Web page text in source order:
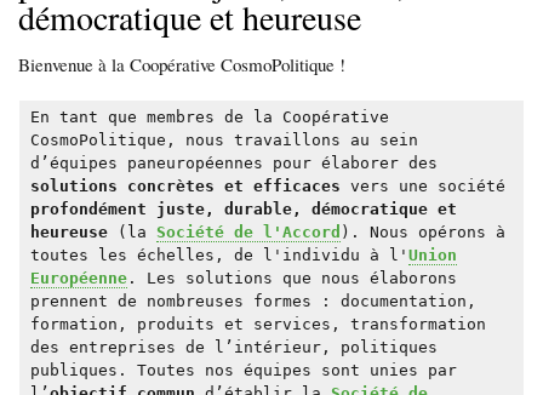
démocratique et heureuse
Bienvenue à la Coopérative CosmoPolitique !
En tant que membres de la Coopérative
CosmoPolitique, nous travaillons au sein
d’équipes paneuropéennes pour élaborer des
solutions concrètes et efficaces vers une société
profondément juste, durable, démocratique et
heureuse (la Société de l'Accord ). Nous opérons à
toutes les échelles, de l'individu à l' Union
Européenne . Les solutions que nous élaborons
prennent de nombreuses formes : documentation,
formation, produits et services, transformation
des entreprises de l’intérieur, politiques
publiques. Toutes nos équipes sont unies par